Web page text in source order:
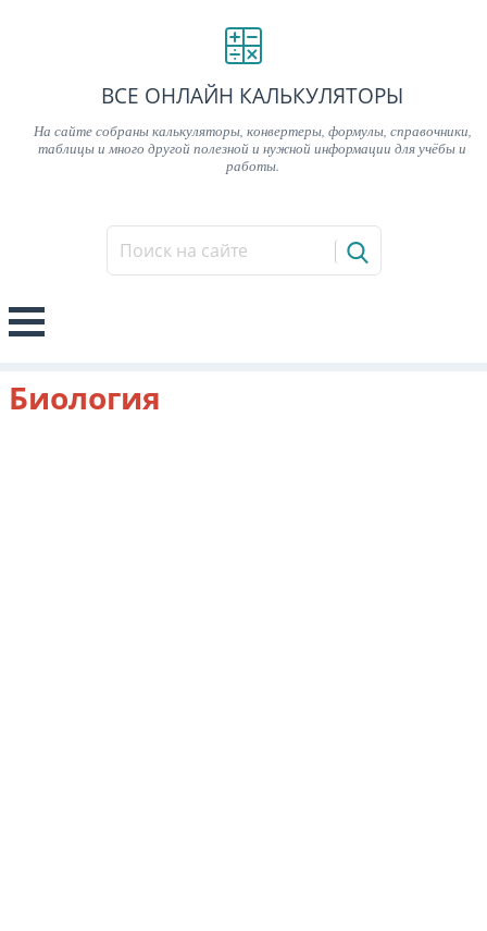
ВСЕ ОНЛАЙН КАЛЬКУЛЯТОРЫ
На сайте собраны калькуляторы, конвертеры, формулы, справочники,
таблицы и много другой полезной и нужной информации для учёбы и
работы.
Биология